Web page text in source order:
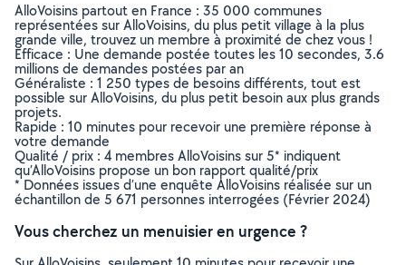
AlloVoisins partout en France : 35 000 communes
représentées sur AlloVoisins, du plus petit village à la plus
grande ville, trouvez un membre à proximité de chez vous !
Efficace : Une demande postée toutes les 10 secondes, 3.6
millions de demandes postées par an
Généraliste : 1 250 types de besoins différents, tout est
possible sur AlloVoisins, du plus petit besoin aux plus grands
projets.
Rapide : 10 minutes pour recevoir une première réponse à
votre demande
Qualité / prix : 4 membres AlloVoisins sur 5* indiquent
qu’AlloVoisins propose un bon rapport qualité/prix
* Données issues d’une enquête AlloVoisins réalisée sur un
échantillon de 5 671 personnes interrogées (Février 2024)
Vous cherchez un menuisier en urgence ?